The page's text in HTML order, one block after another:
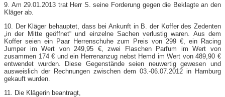
9. Am 29.01.2013 trat Herr S. seine Forderung gegen die Beklagte an den
Kläger ab.
10. Der Kläger behauptet, dass bei Ankunft in B. der Koffer des Zedenten
„in der Mitte geöffnet“ und einzelne Sachen verlustig waren. Aus dem
Koffer seien ein Paar Herrenschuhe zum Preis von 299 €, ein Racing
Jumper im Wert von 249,95 €, zwei Flaschen Parfum im Wert von
zusammen 174 € und ein Herrenanzug nebst Hemd im Wert von 489,90 €
entwendet wurden. Diese Gegenstände seien neuwertig gewesen und
ausweislich der Rechnungen zwischen dem 03.-06.07.2012 in Hamburg
gekauft wurden.
11. Die Klägerin beantragt,